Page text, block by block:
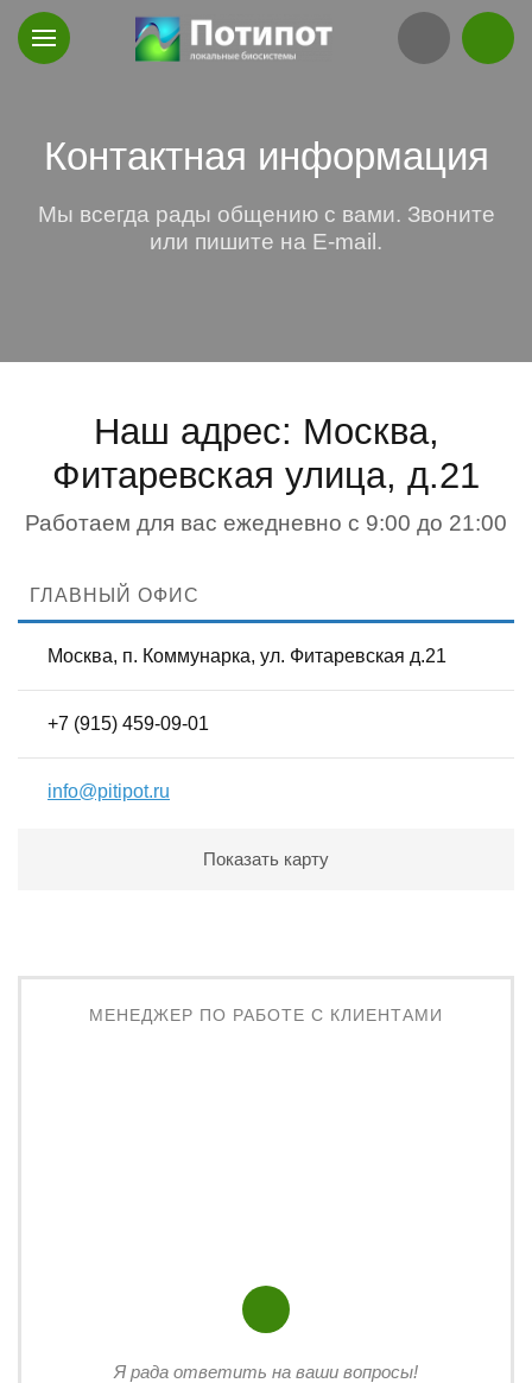
Контактная информация
Мы всегда рады общению с вами. Звоните
или пишите на E-mail.
Наш адрес: Москва,
Фитаревская улица, д.21
Работаем для вас ежедневно с 9:00 до 21:00
ГЛАВНЫЙ ОФИС
Москва, п. Коммунарка, ул. Фитаревская д.21
+7 (915) 459-09-01
info@pitipot.ru
Показать карту
МЕНЕДЖЕР ПО РАБОТЕ С КЛИЕНТАМИ
Я рада ответить на ваши вопросы!